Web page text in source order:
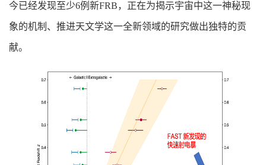
今已经发现至少6例新FRB，正在为揭示宇宙中这一神秘现
象的机制、推进天文学这一全新领域的研究做出独特的贡
献。